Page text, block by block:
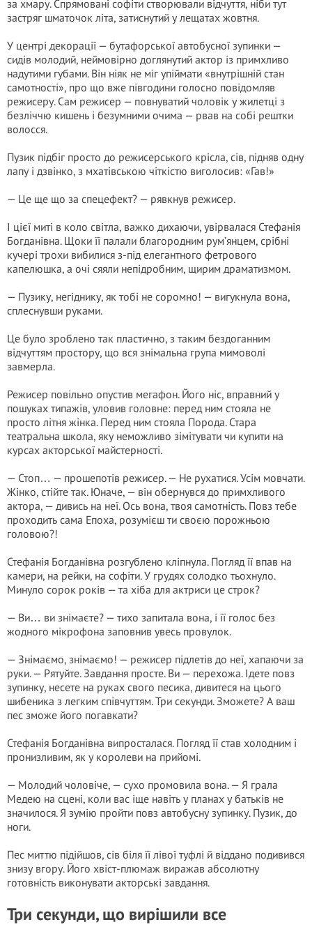
за хмару. Спрямовані софіти створювали відчуття, ніби тут
застряг шматочок літа, затиснутий у лещатах жовтня.
У центрі декорації — бутафорської автобусної зупинки —
сидів молодий, неймовірно доглянутий актор із примхливо
надутими губами. Він ніяк не міг упіймати «внутрішній стан
самотності», про що вже півгодини голосно повідомляв
режисеру. Сам режисер — повнуватий чоловік у жилетці з
безліччю кишень і безумними очима — рвав на собі рештки
волосся.
Пузик підбіг просто до режисерського крісла, сів, підняв одну
лапу і дзвінко, з мхатівською чіткістю виголосив: «Гав!»
— Це ще що за спецефект? — рявкнув режисер.
І цієї миті в коло світла, важко дихаючи, увірвалася Стефанія
Богданівна. Щоки її палали благородним рум’янцем, срібні
кучері трохи вибилися з-під елегантного фетрового
капелюшка, а очі сяяли непідробним, щирим драматизмом.
— Пузику, негіднику, як тобі не соромно! — вигукнула вона,
сплеснувши руками.
Це було зроблено так пластично, з таким бездоганним
відчуттям простору, що вся знімальна група мимоволі
завмерла.
Режисер повільно опустив мегафон. Його ніс, вправний у
пошуках типажів, уловив головне: перед ним стояла не
просто літня жінка. Перед ним стояла Порода. Стара
театральна школа, яку неможливо зімітувати чи купити на
курсах акторської майстерності.
— Стоп… — прошепотів режисер. — Не рухатися. Усім мовчати.
Жінко, стійте так. Юначе, — він обернувся до примхливого
актора, — дивись на неї. Ось вона, твоя самотність. Повз тебе
проходить сама Епоха, розумієш ти своєю порожньою
головою?!
Стефанія Богданівна розгублено кліпнула. Погляд її впав на
камери, на рейки, на софіти. У грудях солодко тьохнуло.
Минуло сорок років — та хіба для актриси це строк?
— Ви… ви знімаєте? — тихо запитала вона, і її голос без
жодного мікрофона заповнив увесь провулок.
— Знімаємо, знімаємо! — режисер підлетів до неї, хапаючи за
руки. — Рятуйте. Завдання просте. Ви — перехожа. Ідете повз
зупинку, несете на руках свого песика, дивитеся на цього
шибеника з легким співчуттям. Три секунди. Зможете? А ваш
пес зможе його погавкати?
Стефанія Богданівна випросталася. Погляд її став холодним і
пронизливим, як у королеви на прийомі.
— Молодий чоловіче, — сухо промовила вона. — Я грала
Медею на сцені, коли вас іще навіть у планах у батьків не
значилося. Я зумію пройти повз автобусну зупинку. Пузик, до
ноги.
Пес миттю підійшов, сів біля її лівої туфлі й віддано подивився
знизу вгору. Його хвіст-плюмаж виражав абсолютну
готовність виконувати акторські завдання.
Три секунди, що вирішили все